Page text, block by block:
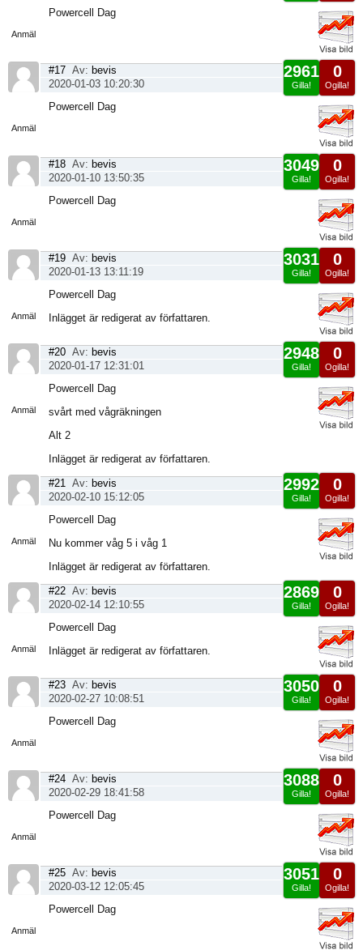
Anmäl
Powercell Dag
Anmäl
0
Ogilla!
2961
Gilla!
#17 Av: bevis
2020-01-03 10:20:30
Powercell Dag
Anmäl
0
Ogilla!
3049
Gilla!
#18 Av: bevis
2020-01-10 13:50:35
Powercell Dag
Anmäl
0
Ogilla!
3031
Gilla!
#19 Av: bevis
2020-01-13 13:11:19
Powercell Dag
Inlägget är redigerat av författaren.
Anmäl
0
Ogilla!
2948
Gilla!
#20 Av: bevis
2020-01-17 12:31:01
Powercell Dag
svårt med vågräkningen
Alt 2
Inlägget är redigerat av författaren.
Anmäl
0
Ogilla!
2992
Gilla!
#21 Av: bevis
2020-02-10 15:12:05
Powercell Dag
Nu kommer våg 5 i våg 1
Inlägget är redigerat av författaren.
Anmäl
0
Ogilla!
2869
Gilla!
#22 Av: bevis
2020-02-14 12:10:55
Powercell Dag
Inlägget är redigerat av författaren.
Anmäl
0
Ogilla!
3050
Gilla!
#23 Av: bevis
2020-02-27 10:08:51
Powercell Dag
Anmäl
0
Ogilla!
3088
Gilla!
#24 Av: bevis
2020-02-29 18:41:58
Powercell Dag
Anmäl
0
Ogilla!
3051
Gilla!
#25 Av: bevis
2020-03-12 12:05:45
Powercell Dag